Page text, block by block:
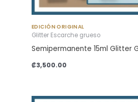
EDICIÓN ORIGINAL
Glitter Escarche grueso
Semipermanente 15ml Glitter
₡3,500.00